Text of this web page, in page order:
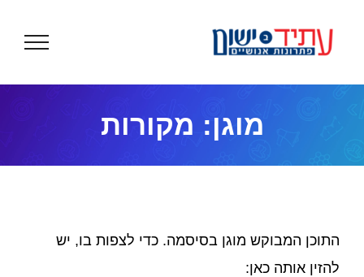
לתוכן
מוגן: מקורות
התוכן המבוקש מוגן בסיסמה. כדי לצפות בו, יש
להזין אותה כאן: